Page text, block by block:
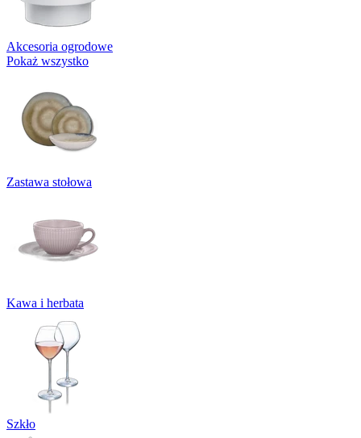
Akcesoria ogrodowe
Pokaż wszystko
Zastawa stołowa
Kawa i herbata
Szkło